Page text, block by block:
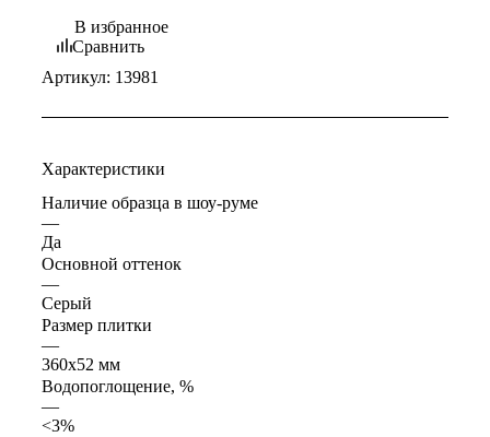
В избранное
Сравнить
Артикул: 13981
Характеристики
Наличие образца в шоу-руме
—
Да
Основной оттенок
—
Серый
Размер плитки
—
360x52 мм
Водопоглощение, %
—
<3%